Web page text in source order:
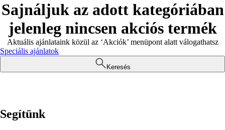
Sajnáljuk az adott kategóriában
jelenleg nincsen akciós termék
Aktuális ajánlataink közül az ‘Akciók’ menüpont alatt válogathatsz
Speciális ajánlatok
Keresés
Segítünk